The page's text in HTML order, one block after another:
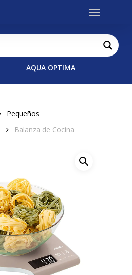
Menu
AQUA OPTIMA
Pequeños
Balanza de Cocina